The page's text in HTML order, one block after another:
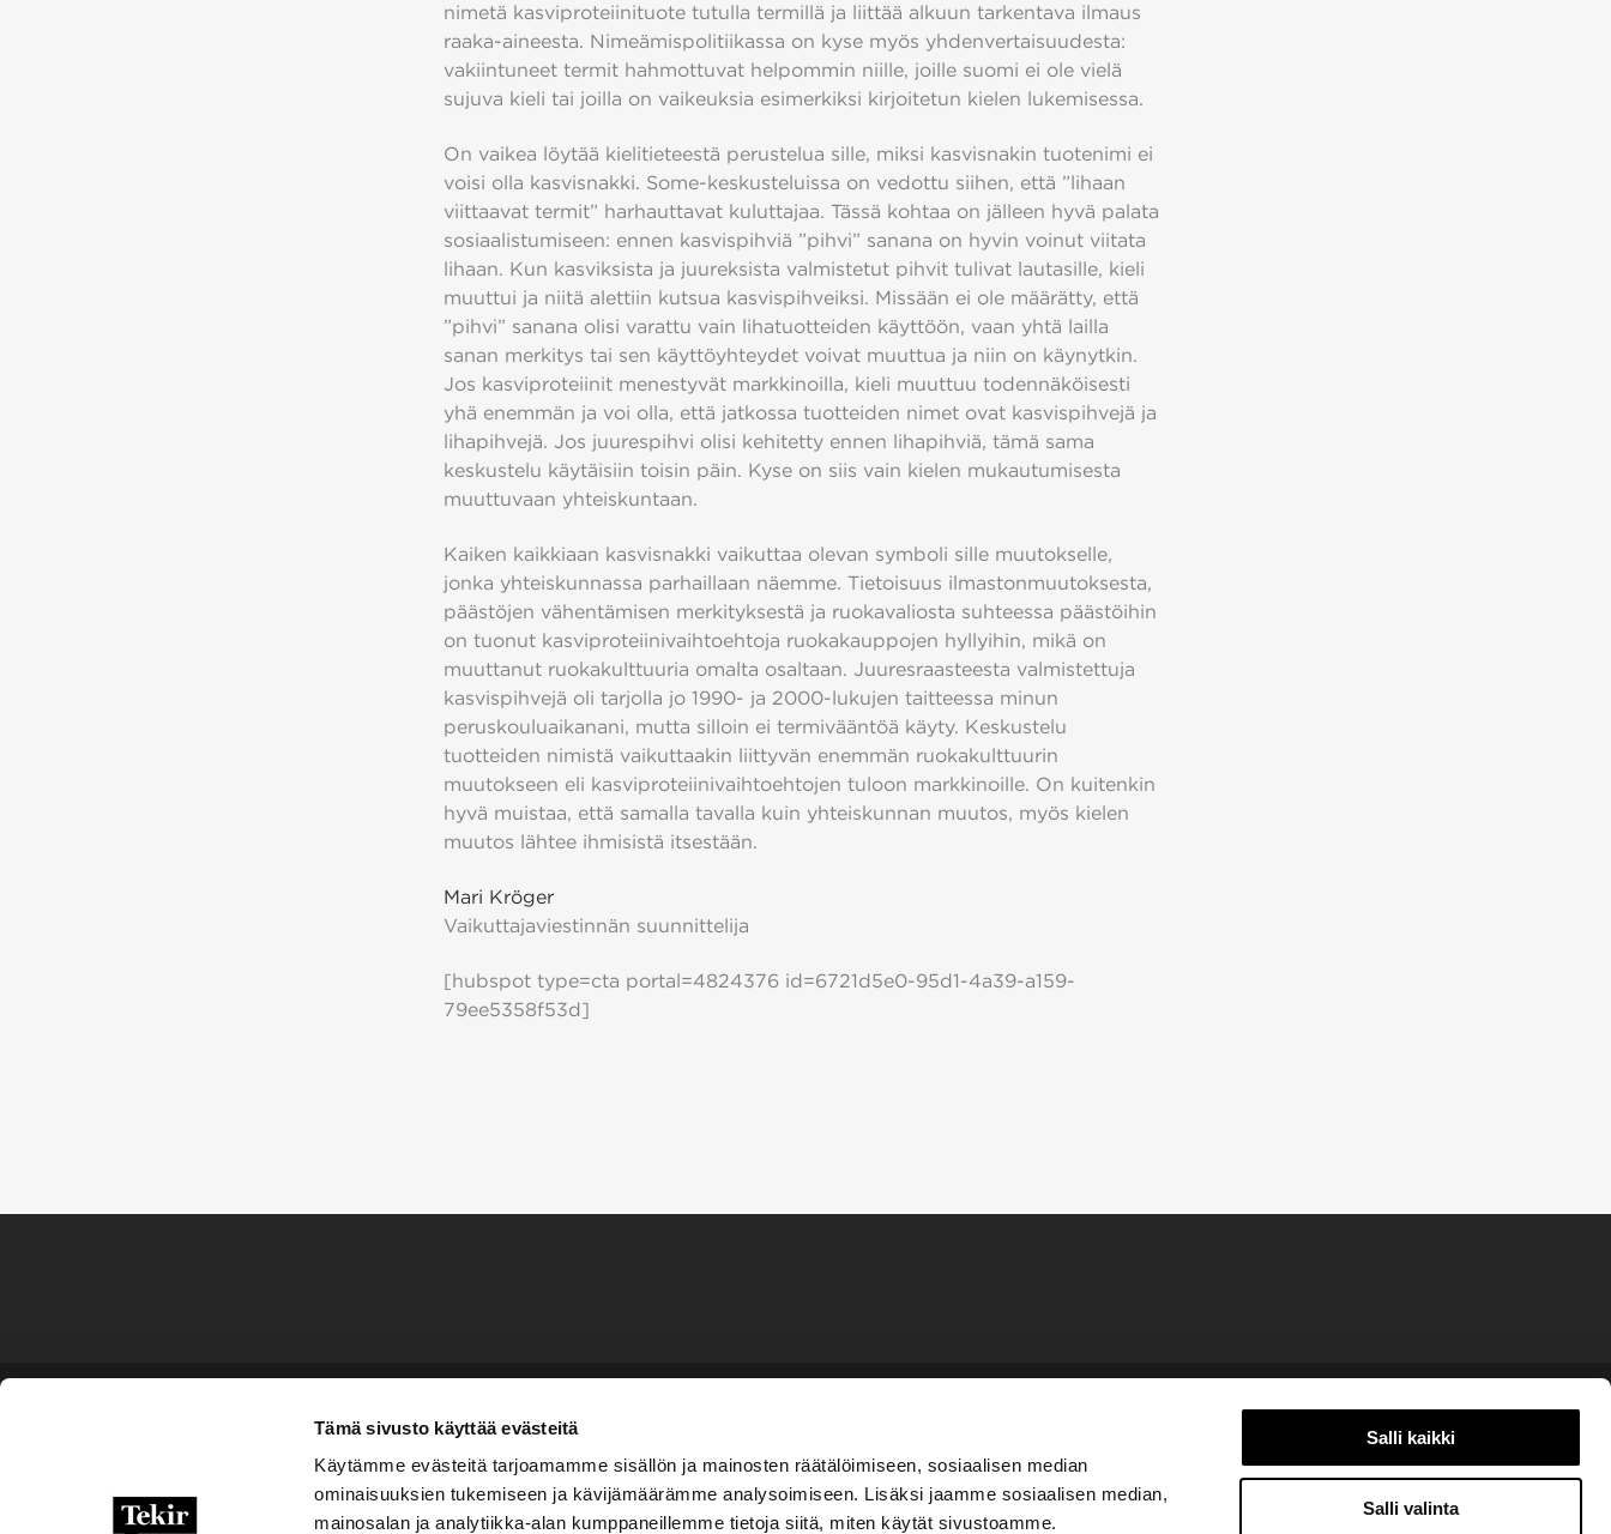
Tämä sivusto käyttää evästeitä
Käytämme evästeitä tarjoamamme sisällön ja mainosten räätälöimiseen, sosiaalisen median
ominaisuuksien tukemiseen ja kävijämäärämme analysoimiseen. Lisäksi jaamme sosiaalisen median,
mainosalan ja analytiikka-alan kumppaneillemme tietoja siitä, miten käytät sivustoamme.
Salli kaikki
Salli valinta
nimetä kasviproteiinituote tutulla termillä ja liittää alkuun tarkentava ilmaus
raaka-aineesta. Nimeämispolitiikassa on kyse myös yhdenvertaisuudesta:
vakiintuneet termit hahmottuvat helpommin niille, joille suomi ei ole vielä
sujuva kieli tai joilla on vaikeuksia esimerkiksi kirjoitetun kielen lukemisessa.
On vaikea löytää kielitieteestä perustelua sille, miksi kasvisnakin tuotenimi ei
voisi olla kasvisnakki. Some-keskusteluissa on vedottu siihen, että ”lihaan
viittaavat termit” harhauttavat kuluttajaa. Tässä kohtaa on jälleen hyvä palata
sosiaalistumiseen: ennen kasvispihviä ”pihvi” sanana on hyvin voinut viitata
lihaan. Kun kasviksista ja juureksista valmistetut pihvit tulivat lautasille, kieli
muuttui ja niitä alettiin kutsua kasvispihveiksi. Missään ei ole määrätty, että
”pihvi” sanana olisi varattu vain lihatuotteiden käyttöön, vaan yhtä lailla
sanan merkitys tai sen käyttöyhteydet voivat muuttua ja niin on käynytkin.
Jos kasviproteiinit menestyvät markkinoilla, kieli muuttuu todennäköisesti
yhä enemmän ja voi olla, että jatkossa tuotteiden nimet ovat kasvispihvejä ja
lihapihvejä. Jos juurespihvi olisi kehitetty ennen lihapihviä, tämä sama
keskustelu käytäisiin toisin päin. Kyse on siis vain kielen mukautumisesta
muuttuvaan yhteiskuntaan.
Kaiken kaikkiaan kasvisnakki vaikuttaa olevan symboli sille muutokselle,
jonka yhteiskunnassa parhaillaan näemme. Tietoisuus ilmastonmuutoksesta,
päästöjen vähentämisen merkityksestä ja ruokavaliosta suhteessa päästöihin
on tuonut kasviproteiinivaihtoehtoja ruokakauppojen hyllyihin, mikä on
muuttanut ruokakulttuuria omalta osaltaan. Juuresraasteesta valmistettuja
kasvispihvejä oli tarjolla jo 1990- ja 2000-lukujen taitteessa minun
peruskouluaikanani, mutta silloin ei termivääntöä käyty. Keskustelu
tuotteiden nimistä vaikuttaakin liittyvän enemmän ruokakulttuurin
muutokseen eli kasviproteiinivaihtoehtojen tuloon markkinoille. On kuitenkin
hyvä muistaa, että samalla tavalla kuin yhteiskunnan muutos, myös kielen
muutos lähtee ihmisistä itsestään.
Mari Kröger
Vaikuttajaviestinnän suunnittelija
[hubspot type=cta portal=4824376 id=6721d5e0-95d1-4a39-a159-
79ee5358f53d]
Tarvitsetko näkemystä?
Soita meille+358 10 666 1181